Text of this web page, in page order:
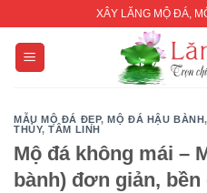
content
XÂY LĂNG MỘ ĐÁ,
MẪU MỘ ĐÁ ĐẸP,MỘ ĐÁ HẬU BÀNH
THỦY,TÂM LINH
Mộ đá không mái –
bành) đơn giản,